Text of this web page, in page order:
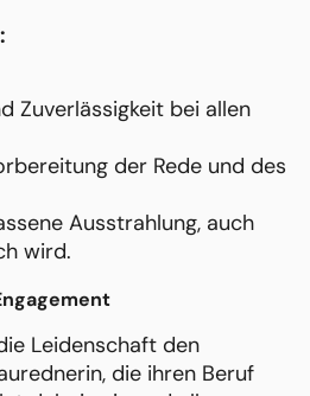
Zuverlässigkeit bei allen
der Rede und des
Ausstrahlung, auch
wird.
Leidenschaft den
die ihren Beruf